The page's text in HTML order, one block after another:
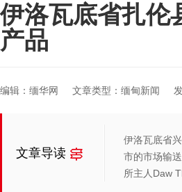
伊洛瓦底省扎伦
产品
编辑：缅华网 文章类型：缅甸新闻
文章导读
伊洛瓦底省
市的市场输
所主人Daw